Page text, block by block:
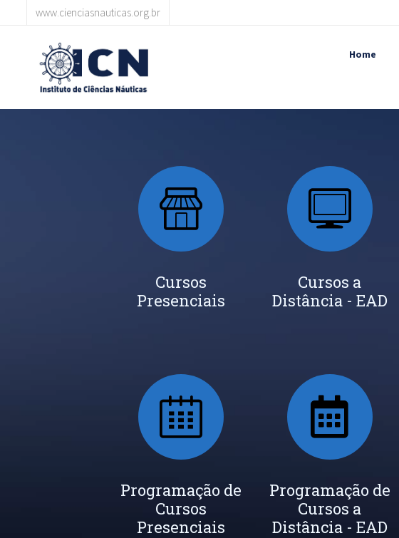
www.cienciasnauticas.org.br
Home
Cursos
Presenciais
Cursos a
Distância - EAD
Programação de
Cursos
Presenciais
Programação de
Cursos a
Distância - EAD